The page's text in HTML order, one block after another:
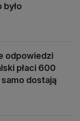
było
odpowiedzi
płaci 600
samo dostają